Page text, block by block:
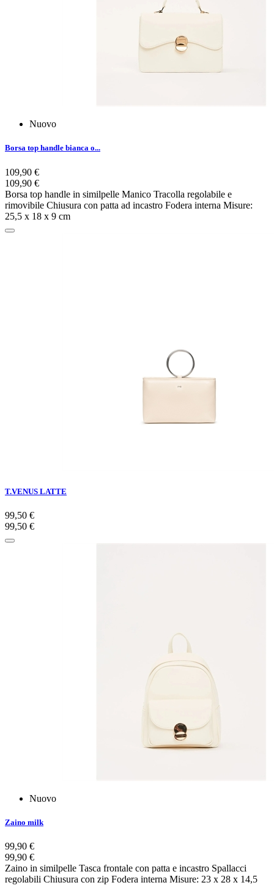
Nuovo
Borsa top handle bianca o...
109,90 €
109,90 €
Borsa top handle in similpelle Manico Tracolla regolabile e
rimovibile Chiusura con patta ad incastro Fodera interna Misure:
25,5 x 18 x 9 cm
T.VENUS LATTE
99,50 €
99,50 €
Nuovo
Zaino milk
99,90 €
99,90 €
Zaino in similpelle Tasca frontale con patta e incastro Spallacci
regolabili Chiusura con zip Fodera interna Misure: 23 x 28 x 14,5